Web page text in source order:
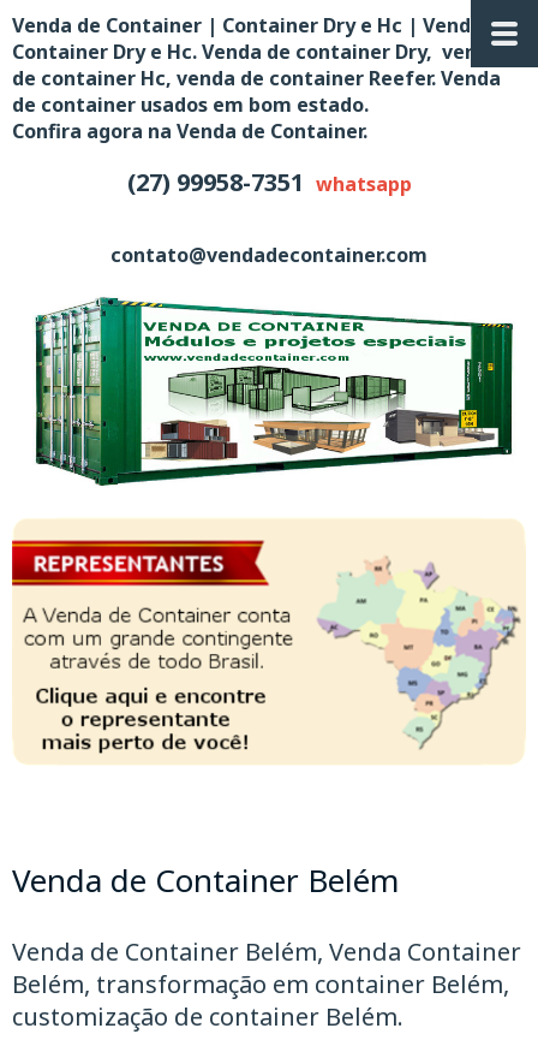
Venda de Container | Container Dry e Hc | Venda de
Container Dry e Hc. Venda de container Dry, venda
de container Hc, venda de container Reefer. Venda
de container usados em bom estado.
Confira agora na Venda de Container.
(27) 99958-7351 whatsapp
contato@vendadecontainer.com
Venda de Container Belém
Venda de Container Belém, Venda Container
Belém, transformação em container Belém,
customização de container Belém.